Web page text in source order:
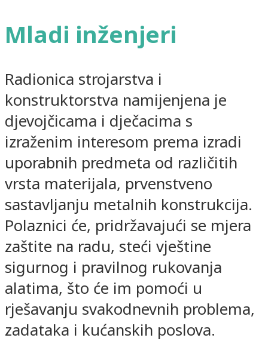
Mladi inženjeri
Radionica strojarstva i
konstruktorstva namijenjena je
djevojčicama i dječacima s
izraženim interesom prema izradi
uporabnih predmeta od različitih
vrsta materijala, prvenstveno
sastavljanju metalnih konstrukcija.
Polaznici će, pridržavajući se mjera
zaštite na radu, steći vještine
sigurnog i pravilnog rukovanja
alatima, što će im pomoći u
rješavanju svakodnevnih problema,
zadataka i kućanskih poslova.